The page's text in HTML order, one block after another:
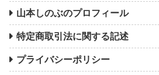
山本しのぶのプロフィール
特定商取引法に関する記述
プライバシーポリシー